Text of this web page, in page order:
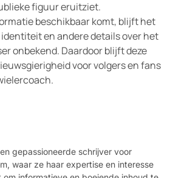
figuur eruitziet.
beschikbaar komt, blijft het
en andere details over het
onbekend. Daardoor blijft deze
voor volgers en fans
gepassioneerde schrijver voor
waar ze haar expertise en interesse